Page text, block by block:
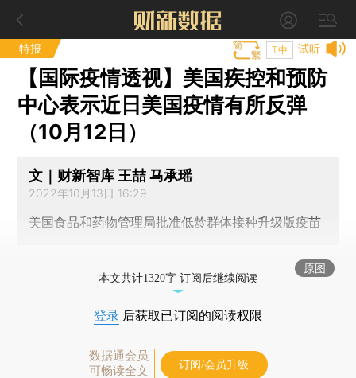
特报 试听
T中
【国际疫情透视】美国疾控和预防
中心表示近日美国疫情有所反弹
（10月12日）
文｜财新智库 王喆 马承瑶
2022年10月13日 16:29
美国食品和药物管理局批准低龄群体接种升级版疫苗
原图
本文共计1320字 订阅后继续阅读
登录 后获取已订阅的阅读权限
数据通会员
可畅读全文
订阅/会员升级